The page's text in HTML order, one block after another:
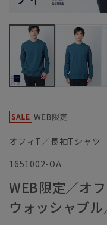
オフィT／長袖Tシャツ
1651002-OA
WEB限定／オ
ウォッシャブ